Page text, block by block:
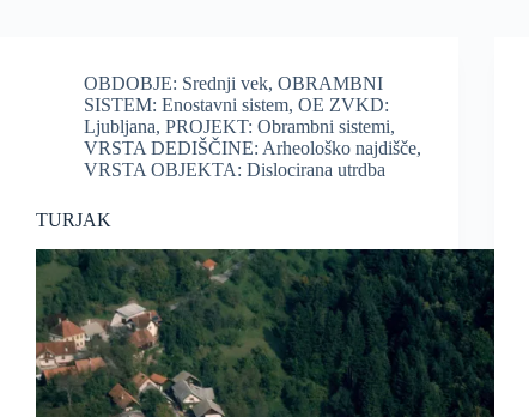
OBDOBJE: Srednji vek, OBRAMBNI
SISTEM: Enostavni sistem, OE ZVKD:
Ljubljana, PROJEKT: Obrambni sistemi,
VRSTA DEDIŠČINE: Arheološko najdišče,
VRSTA OBJEKTA: Dislocirana utrdba
TURJAK